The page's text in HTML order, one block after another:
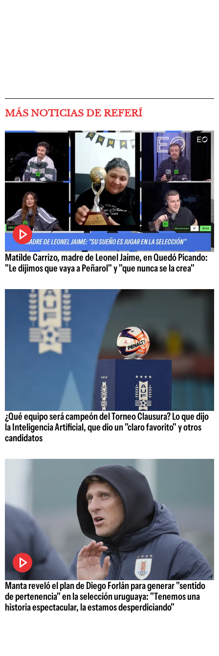
MÁS NOTICIAS DE REFERÍ
Matilde Carrizo, madre de Leonel Jaime, en Quedó Picando:
"Le dijimos que vaya a Peñarol" y "que nunca se la crea"
¿Qué equipo será campeón del Torneo Clausura? Lo que dijo
la Inteligencia Artificial, que dio un "claro favorito" y otros
candidatos
Manta reveló el plan de Diego Forlán para generar "sentido
de pertenencia" en la selección uruguaya: "Tenemos una
historia espectacular, la estamos desperdiciando"